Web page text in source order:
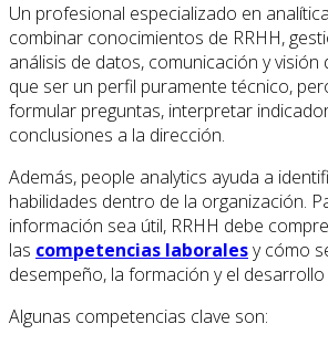
Un profesional especializado en
combinar conocimientos de RRHH,
análisis de datos, comunicación y
que ser un perfil puramente técnico,
formular preguntas, interpretar
conclusiones a la dirección.
Además, people analytics ayuda a
habilidades dentro de la organización.
información sea útil, RRHH debe
las competencias laboralesy cómo
desempeño, la formación y el
Algunas competencias clave son: